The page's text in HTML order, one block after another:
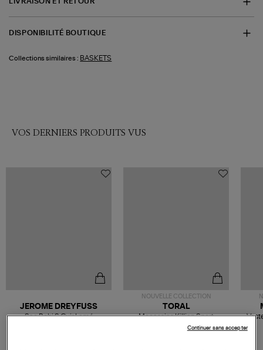
DISPONIBILITÉ BOUTIQUE
Collections similaires : BASKETS
VOS DERNIERS PRODUITS VUS
JEROME DREYFUSS
Sac Bobi S Cuir Lamé
NOUVELLE COLLECTION
189,00 €
TORAL
Mocassins Killian Sport
MousseContinuer sans accepter